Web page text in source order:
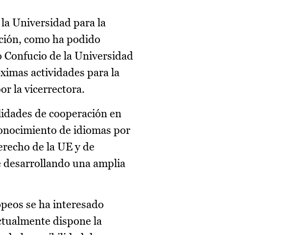
Universidad para la
como ha podido
de la Universidad
actividades para la
la vicerrectora.
de cooperación en
de idiomas por
de la UE y de
una amplia
se ha interesado
dispone la